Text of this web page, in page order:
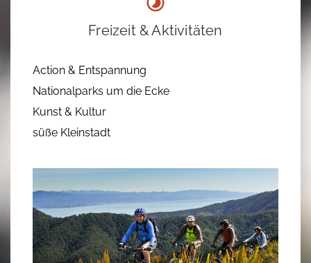
Freizeit & Aktivitäten
Action & Entspannung
Nationalparks um die Ecke
Kunst & Kultur
süße Kleinstadt